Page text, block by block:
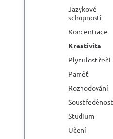
Jazykové
schopnosti
Koncentrace
Kreativita
Plynulost řeči
Paměť
Rozhodování
Soustředěnost
Studium
Učení